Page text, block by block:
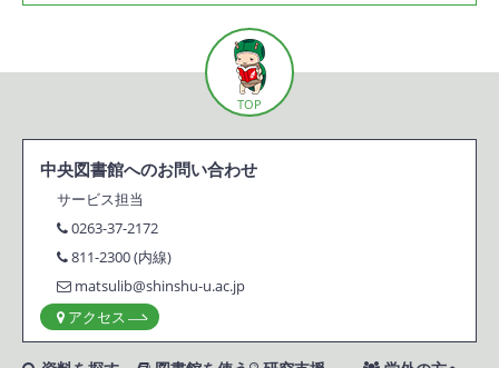
中央図書館へのお問い合わせ
サービス担当
0263-37-2172
811-2300 (内線)
matsulib@shinshu-u.ac.jp
アクセス
TOP